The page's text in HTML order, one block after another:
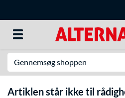
Artiklen står ikke til